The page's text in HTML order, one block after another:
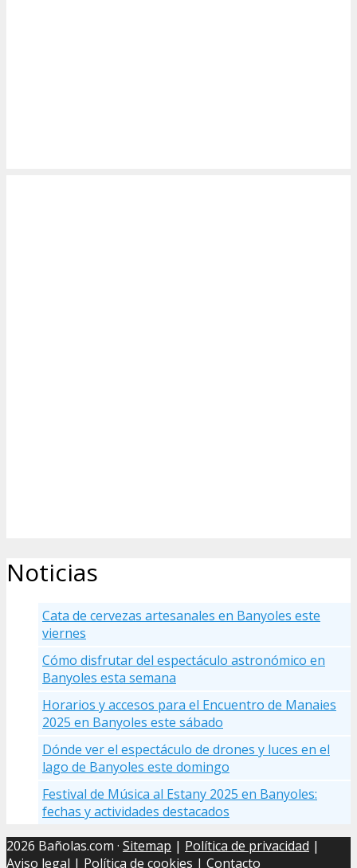
Noticias
Cata de cervezas artesanales en Banyoles este
viernes
Cómo disfrutar del espectáculo astronómico en
Banyoles esta semana
Horarios y accesos para el Encuentro de Manaies
2025 en Banyoles este sábado
Dónde ver el espectáculo de drones y luces en el
lago de Banyoles este domingo
Festival de Música al Estany 2025 en Banyoles:
fechas y actividades destacados
2026 Bañolas.com · Sitemap | Política de privacidad |
Aviso legal | Política de cookies | Contacto